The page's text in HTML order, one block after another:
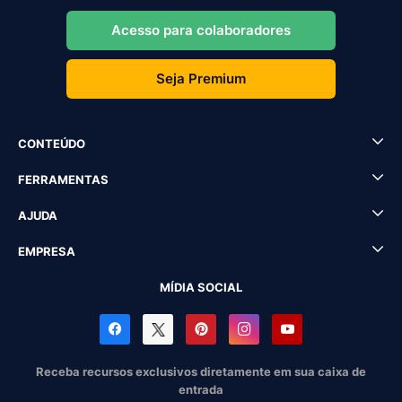
Acesso para colaboradores
Seja Premium
CONTEÚDO
FERRAMENTAS
AJUDA
EMPRESA
MÍDIA SOCIAL
Receba recursos exclusivos diretamente em sua caixa de
entrada